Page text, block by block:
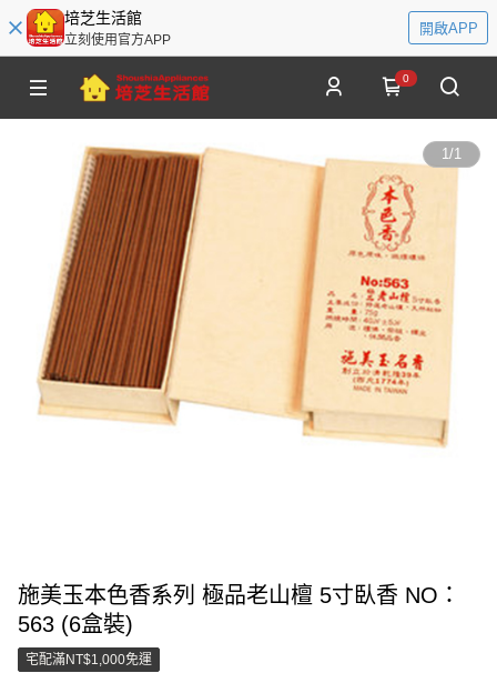
培芝生活館
立刻使用官方APP
開啟APP
0
1/1
施美玉本色香系列 極品老山檀 5寸臥香 NO：
563 (6盒裝)
宅配滿NT$1,000免運